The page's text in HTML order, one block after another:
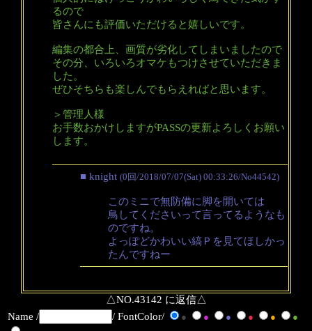
るので
皆さんにも評価いただけると嬉しいです。
編集の都合上、画質が劣化してしまいましたので
その分、いろいろオマケもつけさせていただきま
した。
ぜひそちらも楽しんでもらえればと思います。
＞管理人様
お手数おかけしますがPASSの更新よろしくお願い
します。
■ knight (0回/2018/07/07(Sat) 00:33:26/No44542)
このミニで無防備に脚を開いては
鳥してくださいって言ってるようなも
のですね。
よっぽどかわいい縞Ｐを見てほしかっ
たんですねー
△NO.43142 に返信△
Name /
/ FontColor/ ● ● ● ● ●
●